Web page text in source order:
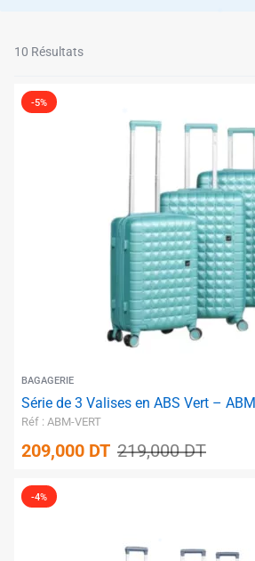
10 Résultats
-5%
BAGAGERIE
Série de 3 Valises en ABS Vert – ABM
Réf : ABM-VERT
219,000DT
209,000 DT
-4%
✱
✱